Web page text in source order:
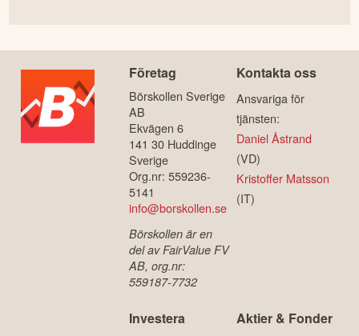
Företag
Börskollen Sverige
AB
Ekvägen 6
141 30 Huddinge
Sverige
Org.nr: 559236-
5141
info@borskollen.se
Börskollen är en
del av FairValue FV
AB, org.nr:
559187-7732
Kontakta oss
Ansvariga för
tjänsten:
Daniel Åstrand
(VD)
Kristoffer Matsson
(IT)
Investera Aktier & Fonder